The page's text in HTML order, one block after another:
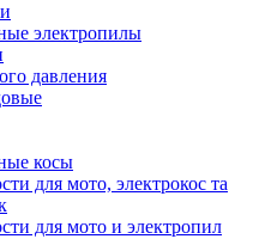
электропилы
давления
косы
для мото, электрокос та
для мото и электропил